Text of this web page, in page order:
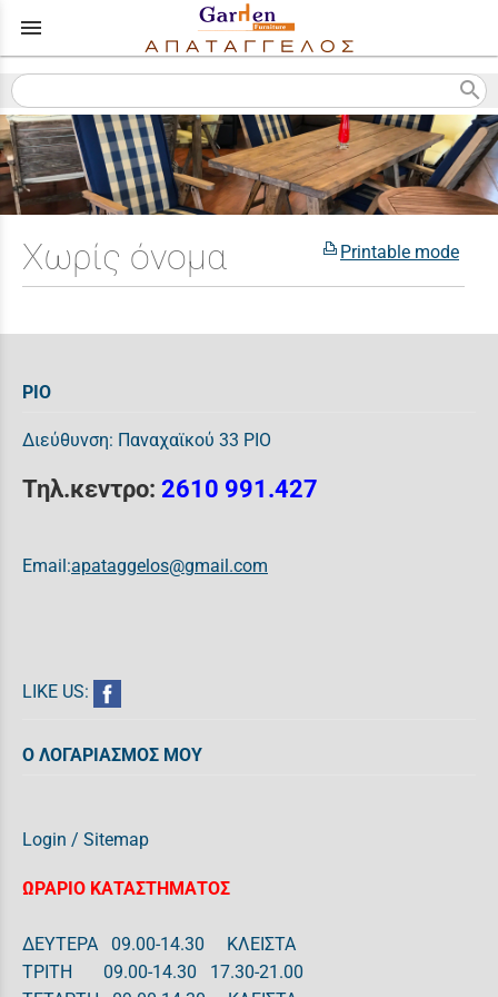
menu
search
Printable mode
Χωρίς όνομα
ΡΙΟ
Διεύθυνση: Παναχαϊκού 33 ΡΙΟ
Τηλ.κεντρο: 2610 991.427
Email:apataggelos@gmail.com
LIKE US:
Ο ΛΟΓΑΡΙΑΣΜΟΣ ΜΟΥ
Login / Sitemap
ΩΡΑΡΙΟ ΚΑΤΑΣΤΗΜΑΤΟΣ
ΔΕΥΤΕΡΑ 09.00-14.30 ΚΛΕΙΣΤΑ
ΤΡΙΤΗ 09.00-14.30 17.30-21.00